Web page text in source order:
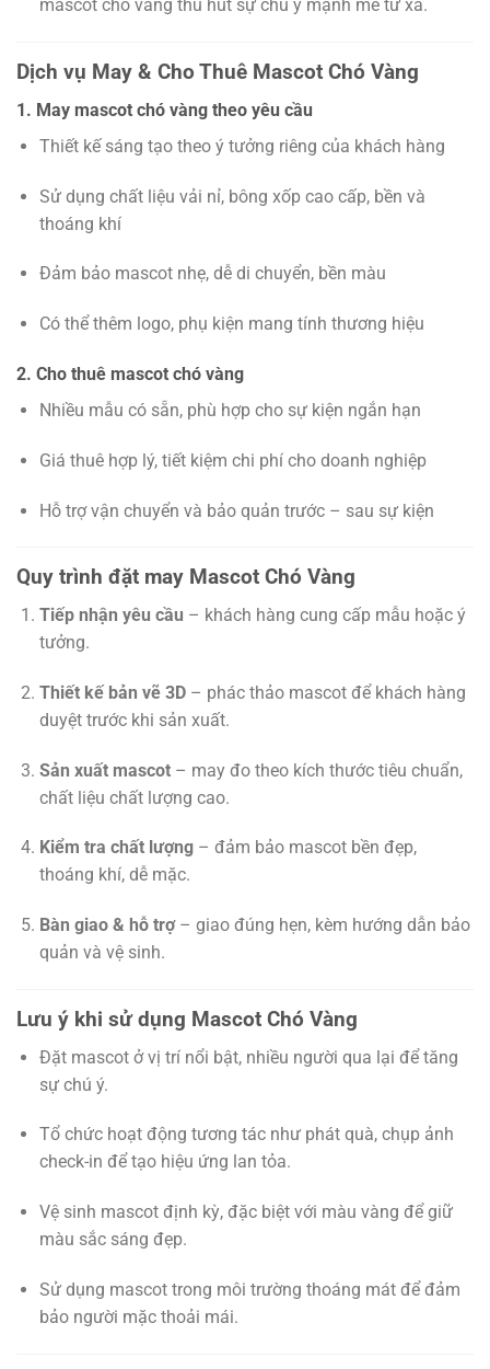
mascot chó vàng thu hút sự chú ý mạnh mẽ từ xa.
Dịch vụ May & Cho Thuê Mascot Chó Vàng
1. May mascot chó vàng theo yêu cầu
Thiết kế sáng tạo theo ý tưởng riêng của khách hàng
Sử dụng chất liệu vải nỉ, bông xốp cao cấp, bền và
thoáng khí
Đảm bảo mascot nhẹ, dễ di chuyển, bền màu
Có thể thêm logo, phụ kiện mang tính thương hiệu
2. Cho thuê mascot chó vàng
Nhiều mẫu có sẵn, phù hợp cho sự kiện ngắn hạn
Giá thuê hợp lý, tiết kiệm chi phí cho doanh nghiệp
Hỗ trợ vận chuyển và bảo quản trước – sau sự kiện
Quy trình đặt may Mascot Chó Vàng
Tiếp nhận yêu cầu – khách hàng cung cấp mẫu hoặc ý
tưởng.
Thiết kế bản vẽ 3D– phác thảo mascot để khách hàng
duyệt trước khi sản xuất.
Sản xuất mascot– may đo theo kích thước tiêu chuẩn,
chất liệu chất lượng cao.
Kiểm tra chất lượng– đảm bảo mascot bền đẹp,
thoáng khí, dễ mặc.
Bàn giao & hỗ trợ– giao đúng hẹn, kèm hướng dẫn bảo
quản và vệ sinh.
Lưu ý khi sử dụng Mascot Chó Vàng
Đặt mascot ở vị trí nổi bật, nhiều người qua lại để tăng
sự chú ý.
Tổ chức hoạt động tương tác như phát quà, chụp ảnh
check-in để tạo hiệu ứng lan tỏa.
Vệ sinh mascot định kỳ, đặc biệt với màu vàng để giữ
màu sắc sáng đẹp.
Sử dụng mascot trong môi trường thoáng mát để đảm
bảo người mặc thoải mái.